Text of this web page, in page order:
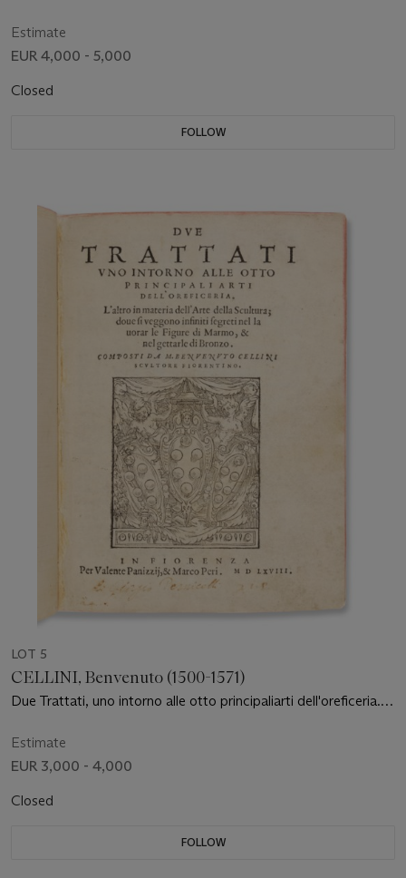
Estimate
EUR 4,000 - 5,000
Closed
FOLLOW
LOT 5
CELLINI, Benvenuto (1500-1571)
Due Trattati, uno intorno alle otto principaliarti dell'oreficeria.
Estimate
EUR 3,000 - 4,000
Closed
FOLLOW